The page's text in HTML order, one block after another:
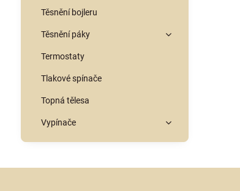
Těsnění bojleru
Těsnění páky
Termostaty
Tlakové spínače
Topná tělesa
Vypínače